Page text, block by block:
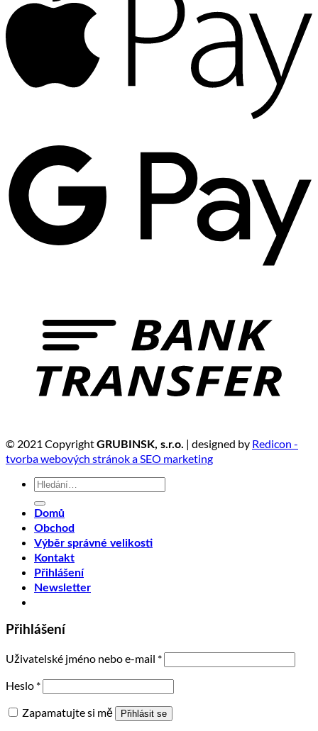
© 2021 CopyrightGRUBINSK, s.r.o. | designed by Redicon -
tvorba webových stránok a SEO marketing
Hledat:
Domů
Obchod
Výběr správné velikosti
Kontakt
Přihlášení
Newsletter
Přihlášení
Uživatelské jméno nebo e-mail *
Heslo *
Zapamatujte si mě
Přihlásit se